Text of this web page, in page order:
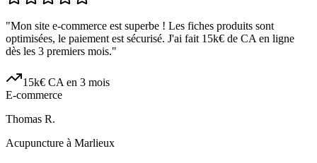
"Mon site e-commerce est superbe ! Les fiches produits sont
optimisées, le paiement est sécurisé. J'ai fait 15k€ de CA en ligne
dès les 3 premiers mois."
15k€ CA en 3 mois
E-commerce
Thomas R.
Acupuncture à Marlieux